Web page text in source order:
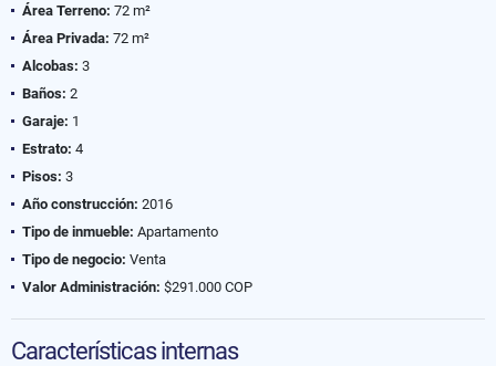
Área Terreno: 72 m²
Área Privada: 72 m²
Alcobas: 3
Baños: 2
Garaje: 1
Estrato: 4
Pisos: 3
Año construcción: 2016
Tipo de inmueble: Apartamento
Tipo de negocio: Venta
Valor Administración: $291.000 COP
Características internas